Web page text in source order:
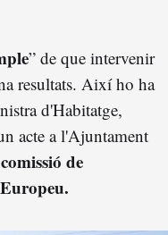
” de que intervenir
resultats. Així ho ha
d'Habitatge,
acte a l'Ajuntament
de